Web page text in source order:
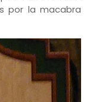
por la macabra